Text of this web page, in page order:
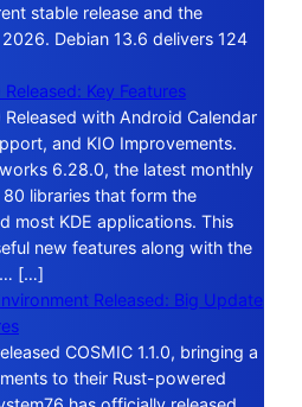
stable release and the
Debian 13.6 delivers 124
Key Features
with Android Calendar
and KIO Improvements.
6.28.0, the latest monthly
libraries that form the
most KDE applications. This
new features along with the
[…]
Released: Big Update
COSMIC 1.1.0, bringing a
to their Rust-powered